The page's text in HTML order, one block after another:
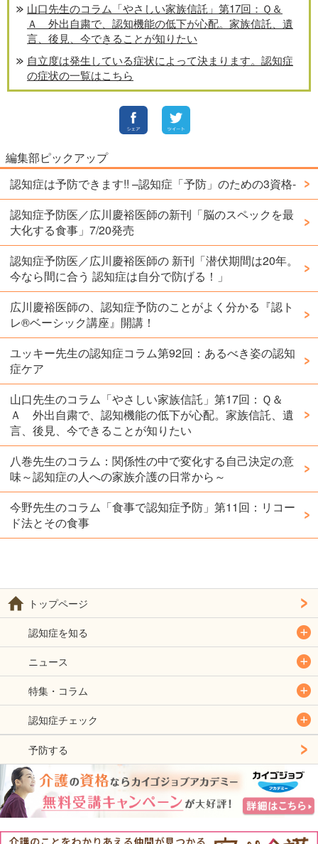
山口先生のコラム「やさしい家族信託」第17回：Ｑ＆
Ａ 外出自粛で、認知機能の低下が心配。家族信託、遺
言、後見、今できることが知りたい
自立度は発生している症状によって決まります。認知症
の症状の一覧はこちら
編集部ピックアップ
認知症は予防できます!! –認知症「予防」のための3資格-
認知症予防医／広川慶裕医師の新刊「脳のスペックを最
大化する食事」7/20発売
認知症予防医／広川慶裕医師の 新刊「潜伏期間は20年。
今なら間に合う 認知症は自分で防げる！」
広川慶裕医師の、認知症予防のことがよく分かる『認ト
レ®️ベーシック講座』開講！
ユッキー先生の認知症コラム第92回：あるべき姿の認知
症ケア
山口先生のコラム「やさしい家族信託」第17回：Ｑ＆
Ａ 外出自粛で、認知機能の低下が心配。家族信託、遺
言、後見、今できることが知りたい
八巻先生のコラム：関係性の中で変化する自己決定の意
味～認知症の人への家族介護の日常から～
今野先生のコラム「食事で認知症予防」第11回：リコー
ド法とその食事
トップページ
認知症を知る
ニュース
特集・コラム
認知症チェック
予防する